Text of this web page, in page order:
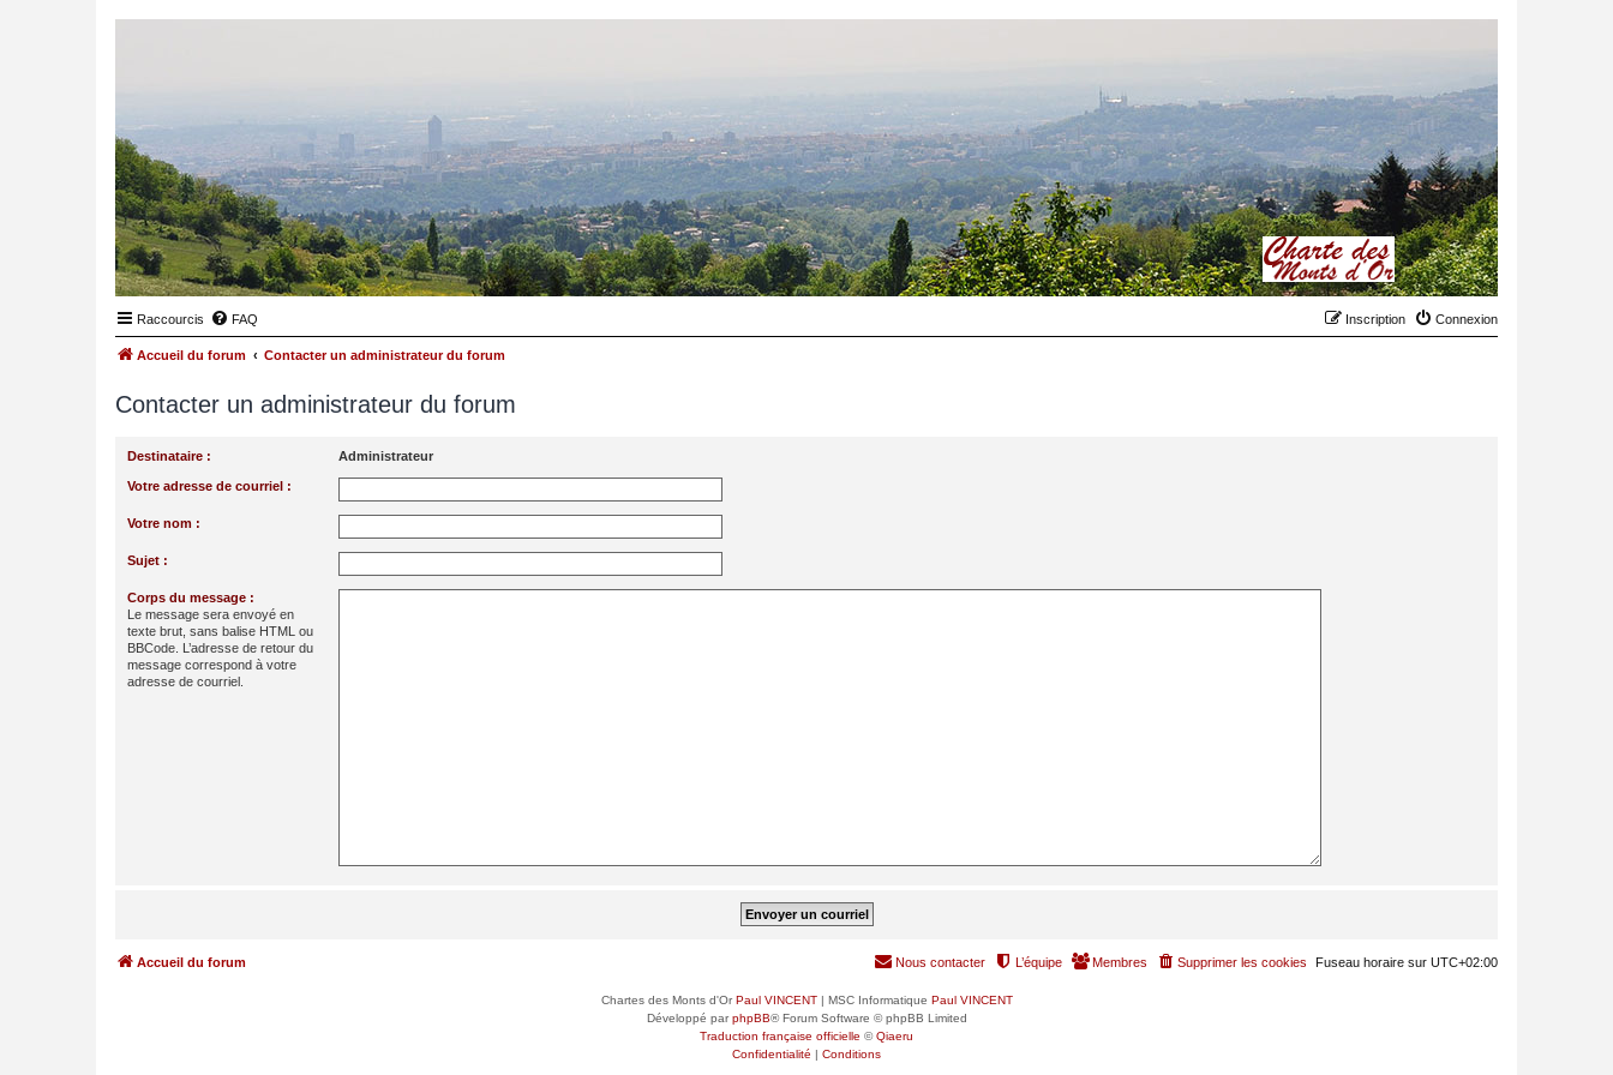
Raccourcis FAQ Connexion
Inscription
Accueil du forum Contacter un administrateur du forum
Contacter un administrateur du forum
Destinataire : Administrateur
Votre adresse de courriel :
Votre nom :
Sujet :
Corps du message :
Le message sera envoyé en
texte brut, sans balise HTML ou
BBCode. L’adresse de retour du
message correspond à votre
adresse de courriel.
Accueil du forum Fuseau horaire sur UTC+02:00
Supprimer les cookies
Membres
L’équipe
Nous contacter
Chartes des Monts d'OrPaul VINCENT| MSC Informatique Paul VINCENT
Développé parphpBB® Forum Software © phpBB Limited
Traduction française officielle ©Qiaeru
Confidentialité | Conditions